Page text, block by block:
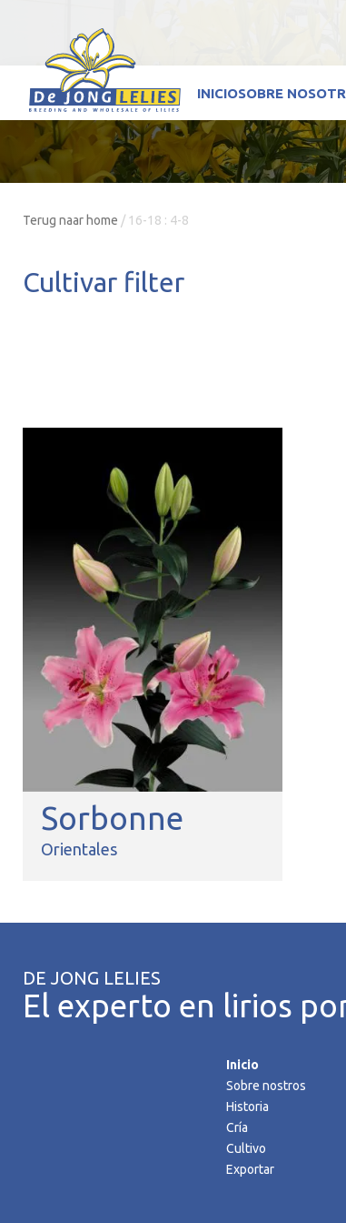
INICIOSOBRE
Terug naar home / 16-18 : 4-8
Cultivar filter
Sorbonne
Orientales
DE JONG LELIES
El experto en lirios
Inicio
Sobre nostros
Historia
Cría
Cultivo
Exportar